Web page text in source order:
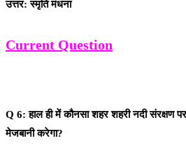
उत्तर: स्मृति मंधना
Current Question
Q 6: हाल ही में कौनसा शहर शहरी नदी संरक्षण
मेजबानी करेगा?